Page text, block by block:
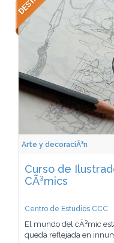
Arte y decoraciÃ³n
Curso de
CÃ³mics
Centro de Estudios CCC
El mundo del cÃ³mic
queda reflejada en